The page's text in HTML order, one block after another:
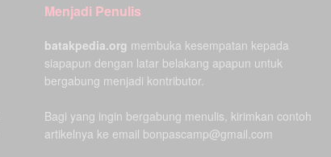
Menjadi Penulis
batakpedia.org membuka kesempatan kepada
siapapun dengan latar belakang apapun untuk
bergabung menjadi kontributor.
Bagi yang ingin bergabung menulis, kirimkan contoh
artikelnya ke email bonpascamp@gmail.com